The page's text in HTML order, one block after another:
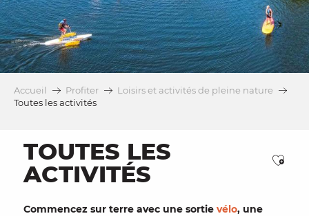
Accueil Profiter
Loisirs et activités de pleine nature
Toutes les activités
TOUTES LES
ACTIVITÉS
Commencez sur terre avec une sortie vélo, une